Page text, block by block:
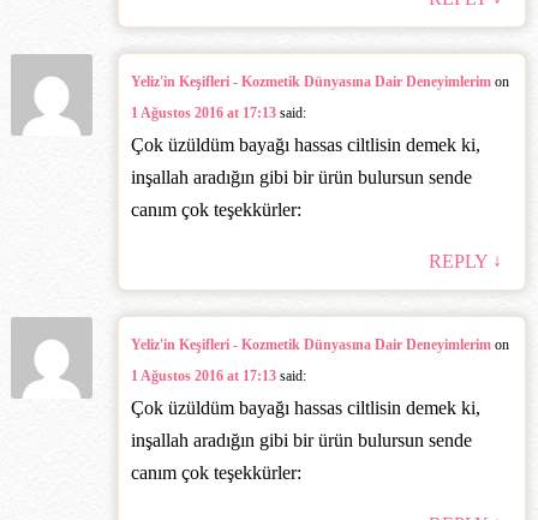
Yeliz'in Keşifleri - Kozmetik Dünyasına Dair Deneyimlerim on
1 Ağustos 2016 at 17:13 said:
Çok üzüldüm bayağı hassas ciltlisin demek ki,
inşallah aradığın gibi bir ürün bulursun sende
canım çok teşekkürler:
REPLY ↓
Yeliz'in Keşifleri - Kozmetik Dünyasına Dair Deneyimlerim on
1 Ağustos 2016 at 17:13 said:
Çok üzüldüm bayağı hassas ciltlisin demek ki,
inşallah aradığın gibi bir ürün bulursun sende
canım çok teşekkürler: